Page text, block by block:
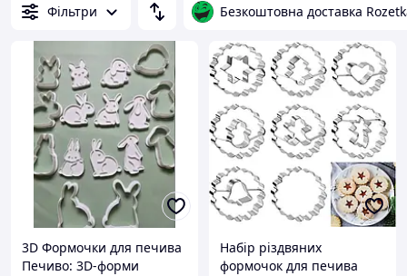
Фільтри Безкоштовна доставка
3D Формочки для печива
Печиво: 3D-форми
Набір різдвяних
формочок для печива